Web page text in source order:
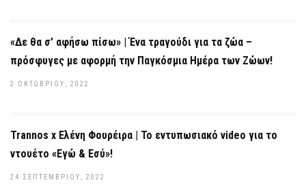
«Δε θα σ’ αφήσω πίσω» | Ένα τραγούδι για τα ζώα –
πρόσφυγες με αφορμή την Παγκόσμια Ημέρα των Ζώων!
2 ΟΚΤΩΒΡΊΟΥ, 2022
Trannos x Ελένη Φουρέιρα | Το εντυπωσιακό video για το
ντουέτο «Εγώ & Εσύ»!
24 ΣΕΠΤΕΜΒΡΊΟΥ, 2022